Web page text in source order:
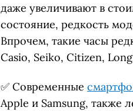
даже увеличивают в
состояние, редкость
Впрочем, такие часы
Casio, Seiko, Citizen,
✅ Современные
Apple и Samsung, также